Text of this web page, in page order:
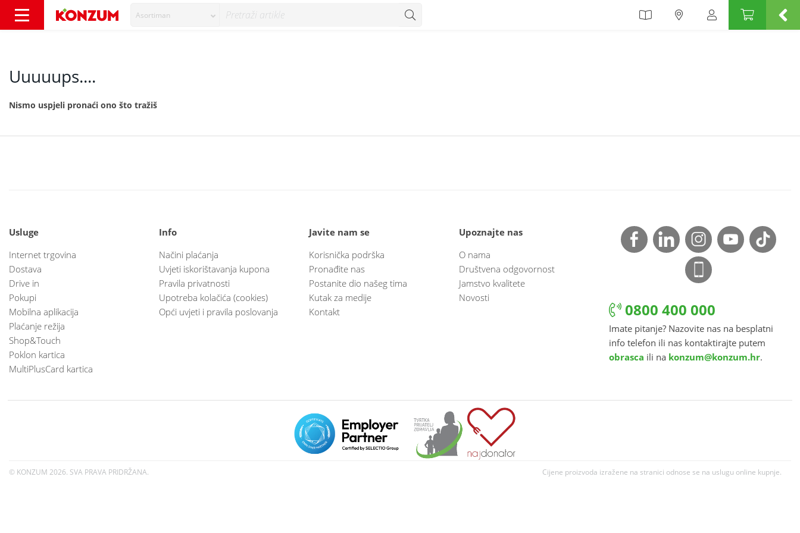
Asortiman
Uuuuups....
Nismo uspjeli pronaći ono što tražiš
Usluge
Internet trgovina
Dostava
Drive in
Pokupi
Mobilna aplikacija
Plaćanje režija
Shop&Touch
Poklon kartica
MultiPlusCard kartica
Info
Načini plaćanja
Uvjeti iskorištavanja kupona
Pravila privatnosti
Upotreba kolačića (cookies)
Opći uvjeti i pravila poslovanja
Javite nam se
Korisnička podrška
Pronađite nas
Postanite dio našeg tima
Kutak za medije
Kontakt
Upoznajte nas
O nama
Društvena odgovornost
Jamstvo kvalitete
Novosti
0800 400 000
Imate pitanje? Nazovite nas na besplatni
info telefon ili nas kontaktirajte putem
obrasca ili na konzum@konzum.hr.
© KONZUM 2026. SVA PRAVA PRIDRŽANA. Cijene proizvoda izražene na stranici odnose se na uslugu online kupnje.